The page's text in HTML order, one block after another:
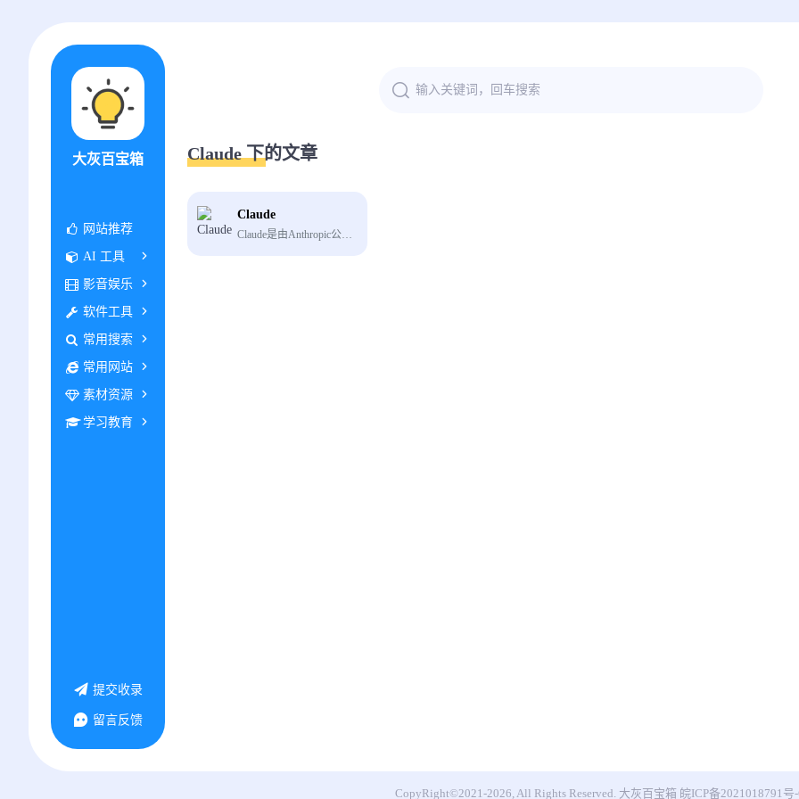
大灰百宝箱
网站推荐
AI 工具
影音娱乐
软件工具
常用搜索
常用网站
素材资源
学习教育
提交收录
留言反馈
Claude 下的文章
Claude
Claude是由Anthropic公司开发的一款人工智能助手，也是ChatGPT最为有力的竞争对手之一
CopyRight©2021-2026, All Rights Reserved. 大灰百宝箱 皖ICP备2021018791号